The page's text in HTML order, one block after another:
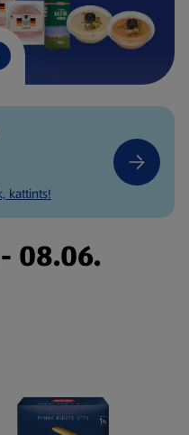
kattints!
- 08.06.